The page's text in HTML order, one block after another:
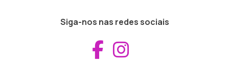
Siga-nos nas redes sociais
Aceder ao